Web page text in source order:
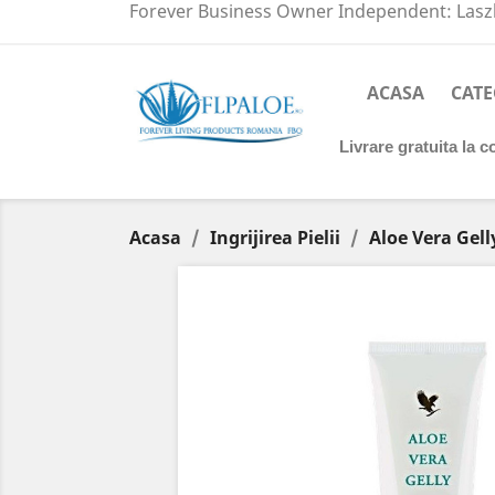
Forever Business Owner Independent:
ACASA
Livrare gratuita la
Acasa Ingrijirea Pielii Aloe Vera